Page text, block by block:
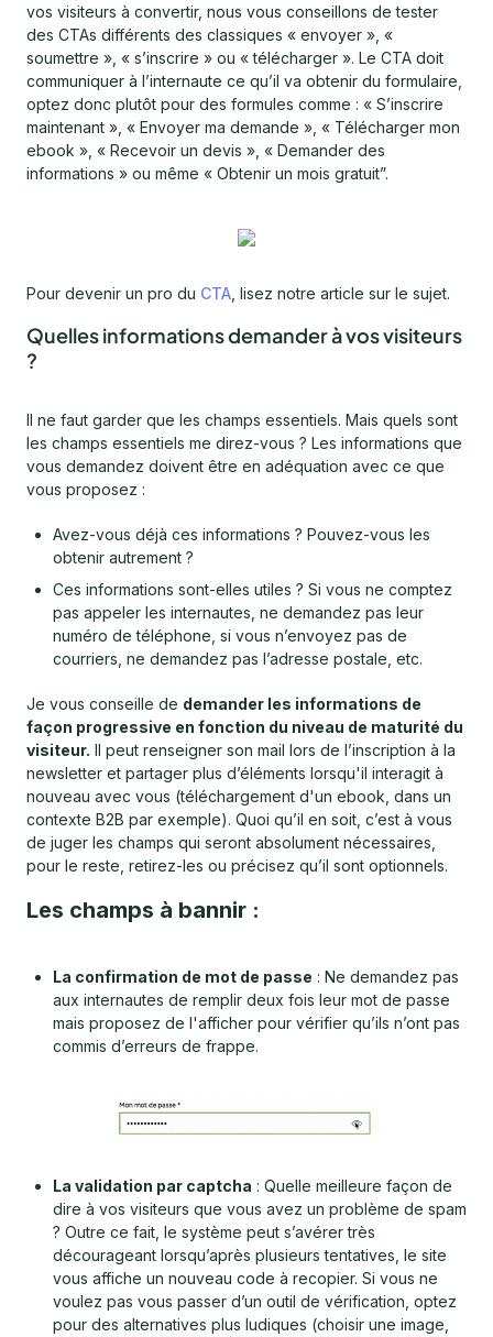
vos visiteurs à convertir, nous vous conseillons de tester
des CTAs différents des classiques « envoyer », «
soumettre », « s’inscrire » ou « télécharger ». Le CTA doit
communiquer à l’internaute ce qu’il va obtenir du formulaire,
optez donc plutôt pour des formules comme : « S’inscrire
maintenant », « Envoyer ma demande », « Télécharger mon
ebook », « Recevoir un devis », « Demander des
informations » ou même « Obtenir un mois gratuit”.
Pour devenir un pro du CTA , lisez notre article sur le sujet.
Quelles informations demander à vos visiteurs
?
Il ne faut garder que les champs essentiels. Mais quels sont
les champs essentiels me direz-vous ? Les informations que
vous demandez doivent être en adéquation avec ce que
vous proposez :
Avez-vous déjà ces informations ? Pouvez-vous les
obtenir autrement ?
Ces informations sont-elles utiles ? Si vous ne comptez
pas appeler les internautes, ne demandez pas leur
numéro de téléphone, si vous n’envoyez pas de
courriers, ne demandez pas l’adresse postale, etc.
Je vous conseille de demander les informations de
façon progressive en fonction du niveau de maturité du
visiteur. Il peut renseigner son mail lors de l’inscription à la
newsletter et partager plus d’éléments lorsqu'il interagit à
nouveau avec vous (téléchargement d'un ebook, dans un
contexte B2B par exemple). Quoi qu’il en soit, c’est à vous
de juger les champs qui seront absolument nécessaires,
pour le reste, retirez-les ou précisez qu’il sont optionnels.
Les champs à bannir :
La confirmation de mot de passe : Ne demandez pas
aux internautes de remplir deux fois leur mot de passe
mais proposez de l'afficher pour vérifier qu’ils n’ont pas
commis d’erreurs de frappe.
La validation par captcha : Quelle meilleure façon de
dire à vos visiteurs que vous avez un problème de spam
? Outre ce fait, le système peut s’avérer très
décourageant lorsqu’après plusieurs tentatives, le site
vous affiche un nouveau code à recopier. Si vous ne
voulez pas vous passer d’un outil de vérification, optez
pour des alternatives plus ludiques (choisir une image,